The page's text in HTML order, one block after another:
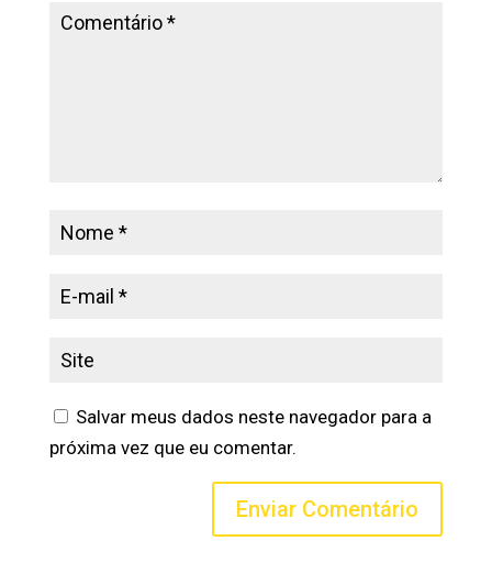
Salvar meus dados neste navegador para a
próxima vez que eu comentar.